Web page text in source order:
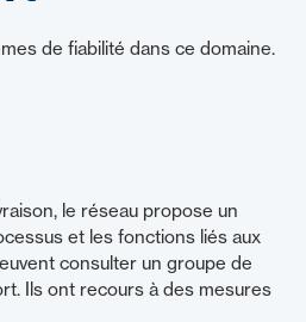
de fiabilité dans ce domaine.
le réseau propose un
et les fonctions liés aux
consulter un groupe de
Ils ont recours à des mesures